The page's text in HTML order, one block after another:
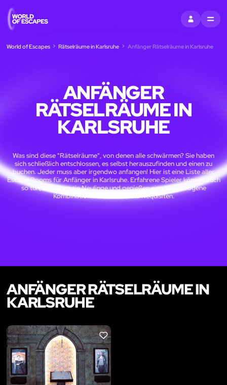
EINTRAGEN
MENU
World of Escapes Rätselräume in Karlsruhe Anfänger Rätselräume in Karlsruhe
ANFÄNGER
RÄTSELRÄUME IN
KARLSRUHE
Was sind diese "Rätselräume", von denen alle schwärmen? Sie haben
sich schließlich entschlossen, es selbst herauszufinden und einen zu
buchen. Jeder muss aber irgendwo anfangen! Hier ist eine Liste aller
Escape Rooms für Anfänger in Karlsruhe. Erfahrene Spieler können auch
so tun, als wären sie Neulinge und genießen eine ausgewogene
Kombination von Puzzles und Requisiten.
ANFÄNGER RÄTSELRÄUME IN
KARLSRUHE
LIKE